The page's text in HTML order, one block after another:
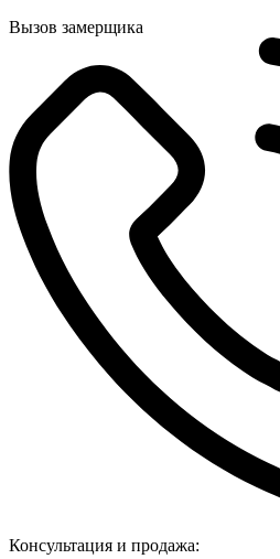
Вызов замерщика
Консультация и продажа: